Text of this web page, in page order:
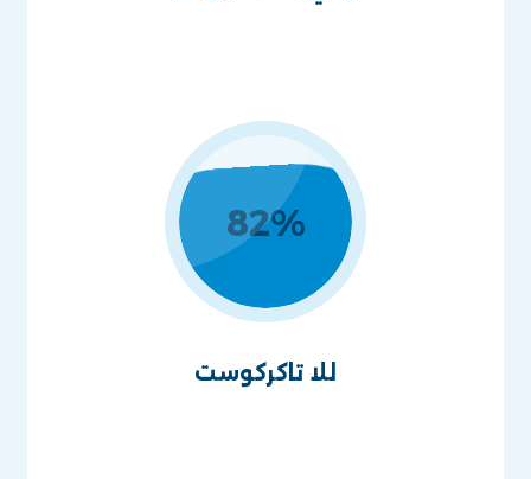
82%
للا تاكركوست